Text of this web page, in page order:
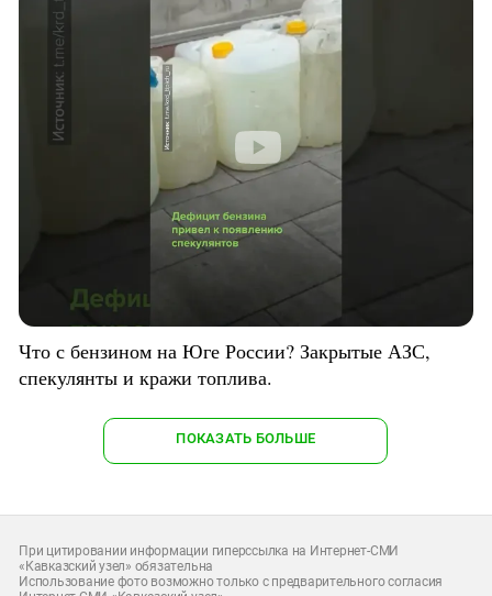
Что с бензином на Юге России? Закрытые АЗС,
спекулянты и кражи топлива.
ПОКАЗАТЬ БОЛЬШЕ
При цитировании информации гиперссылка на Интернет-СМИ
«Кавказский узел» обязательна
Использование фото возможно только с предварительного согласия